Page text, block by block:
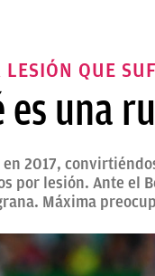
QUE
es una
en 2017,
por lesión. Ante el
Máxima